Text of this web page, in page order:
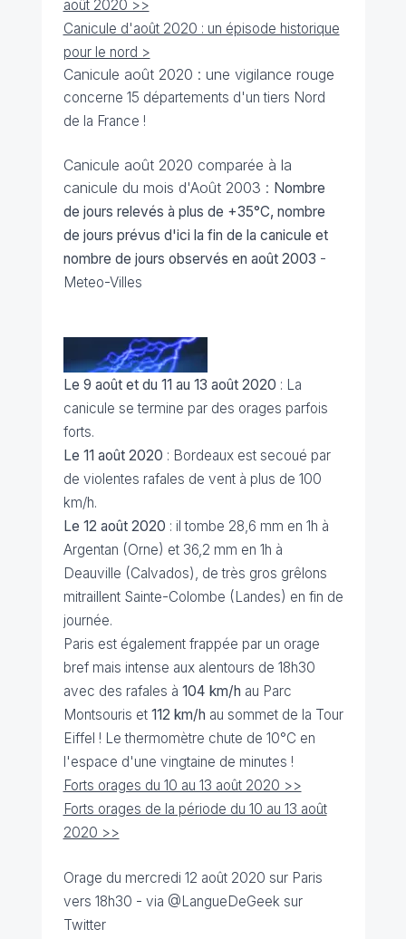
août 2020 >>
Canicule d'août 2020 : un épisode historique
pour le nord >
Canicule août 2020 : une vigilance rouge
concerne 15 départements d'un tiers Nord
de la France !
Canicule août 2020 comparée à la
canicule du mois d'Août 2003 : Nombre
de jours relevés à plus de +35°C, nombre
de jours prévus d'ici la fin de la canicule et
nombre de jours observés en août 2003 -
Meteo-Villes
Le 9 août et du 11 au 13 août 2020 : La
canicule se termine par des orages parfois
forts.
Le 11 août 2020 : Bordeaux est secoué par
de violentes rafales de vent à plus de 100
km/h.
Le 12 août 2020 : il tombe 28,6 mm en 1h à
Argentan (Orne) et 36,2 mm en 1h à
Deauville (Calvados), de très gros grêlons
mitraillent Sainte-Colombe (Landes) en fin de
journée.
Paris est également frappée par un orage
bref mais intense aux alentours de 18h30
avec des rafales à 104 km/h au Parc
Montsouris et 112 km/h au sommet de la Tour
Eiffel ! Le thermomètre chute de 10°C en
l'espace d'une vingtaine de minutes !
Forts orages du 10 au 13 août 2020 >>
Forts orages de la période du 10 au 13 août
2020 >>
Orage du mercredi 12 août 2020 sur Paris
vers 18h30 - via @LangueDeGeek sur
Twitter